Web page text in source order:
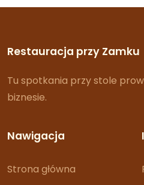
Restauracja przy Zamku
Tu spotkania przy stole
biznesie.
Nawigacja
Strona główna